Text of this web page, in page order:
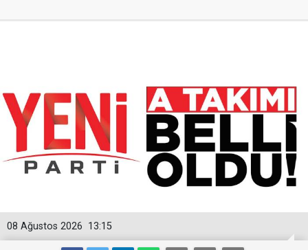
13:15
08 Ağustos 2026